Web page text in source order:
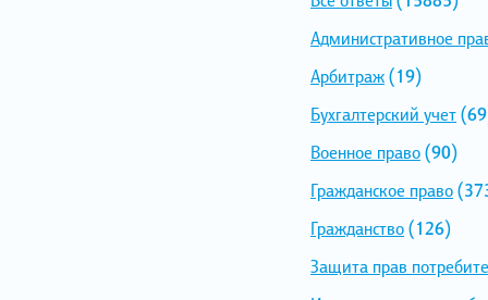
Административное
Арбитраж(19)
Бухгалтерский учет
Военное право(90)
Гражданское право
Гражданство(126)
Защита прав